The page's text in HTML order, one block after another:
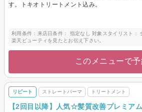
す。トキオトリートメント込み。
利用条件：来店日条件： 指定なし 対象スタイリスト：
楽天ビューティを見たとお伝え下さい。
このメニューで予
リピート ストレートパーマ トリートメント
【2回目以降】人気☆髪質改善プレミア